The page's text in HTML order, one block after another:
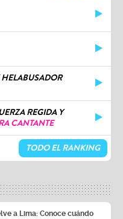
REGIDA Y
CANTANTE
TODO EL RANKING
a Lima: Conoce cuándo